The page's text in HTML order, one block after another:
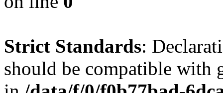
Strict Standards:
should be compatible with